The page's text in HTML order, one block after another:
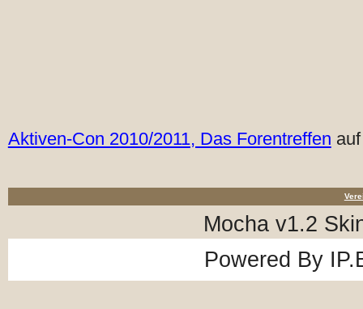
Aktiven-Con 2010/2011, Das Forentreffen
Mocha v1.2
Powered By